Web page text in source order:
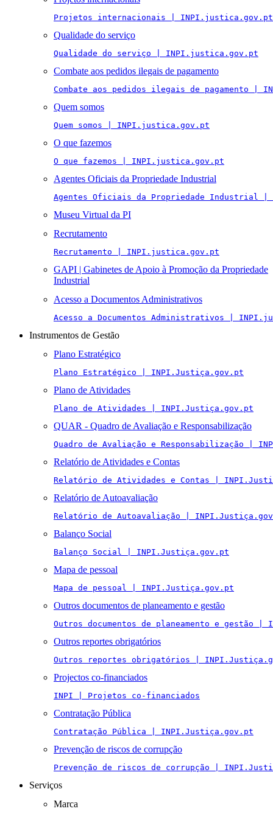
Projetos internacionais | INPI.justica.gov.pt
Qualidade do serviço
Qualidade do serviço | INPI.justica.gov.pt
Combate aos pedidos ilegais de pagamento
Combate aos pedidos ilegais de pagamento |
Quem somos
Quem somos | INPI.justica.gov.pt
O que fazemos
O que fazemos | INPI.justica.gov.pt
Agentes Oficiais da Propriedade Industrial
Agentes Oficiais da Propriedade Industrial
Museu Virtual da PI
Recrutamento
Recrutamento | INPI.justica.gov.pt
GAPI | Gabinetes de Apoio à Promoção da Propriedade
Industrial
Acesso a Documentos Administrativos
Acesso a Documentos Administrativos |
Instrumentos de Gestão
Plano Estratégico
Plano Estratégico | INPI.Justiça.gov.pt
Plano de Atividades
Plano de Atividades | INPI.Justiça.gov.pt
QUAR - Quadro de Avaliação e Responsabilização
Quadro de Avaliação e Responsabilização |
Relatório de Atividades e Contas
Relatório de Atividades e Contas |
Relatório de Autoavaliação
Relatório de Autoavaliação |
Balanço Social
Balanço Social | INPI.Justiça.gov.pt
Mapa de pessoal
Mapa de pessoal | INPI.Justiça.gov.pt
Outros documentos de planeamento e gestão
Outros documentos de planeamento e gestão
Outros reportes obrigatórios
Outros reportes obrigatórios |
Projectos co-financiados
INPI | Projetos co-financiados
Contratação Pública
Contratação Pública | INPI.Justiça.gov.pt
Prevenção de riscos de corrupção
Prevenção de riscos de corrupção |
Serviços
Marca